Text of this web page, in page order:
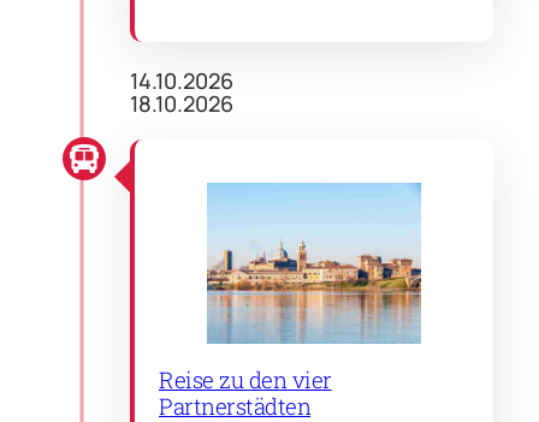
14.10.2026
18.10.2026
Reise zu den vier
Partnerstädten